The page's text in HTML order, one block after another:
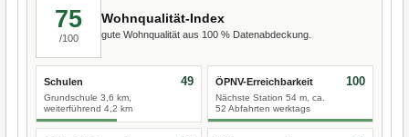
75
/100
Wohnqualität-Index
gute Wohnqualität aus 100 % Datenabdeckung.
Schulen
Grundschule 3,6 km,
weiterführend 4,2 km
49 ÖPNV-Erreichbarkeit
Nächste Station 54 m, ca.
52 Abfahrten werktags
100